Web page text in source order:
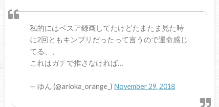
私的にはベスア録画してたけどたまたま見た時
に2回ともキンプリだったって言うので運命感じ
てる、、
これはガチで推さなければ…
— ゆん (@arioka_orange_) November 29, 2018